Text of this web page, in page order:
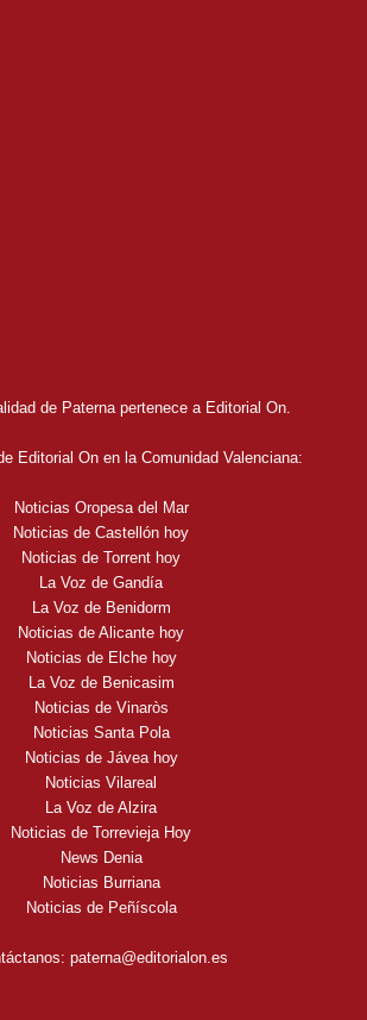
de Paterna pertenece a Editorial On.
Editorial On en la Comunidad Valenciana:
Noticias Oropesa del Mar
Noticias de Castellón hoy
Noticias de Torrent hoy
La Voz de Gandía
La Voz de Benidorm
Noticias de Alicante hoy
Noticias de Elche hoy
La Voz de Benicasim
Noticias de Vinaròs
Noticias Santa Pola
Noticias de Jávea hoy
Noticias Vilareal
La Voz de Alzira
Noticias de Torrevieja Hoy
News Denia
Noticias Burriana
Noticias de Peñíscola
paterna@editorialon.es